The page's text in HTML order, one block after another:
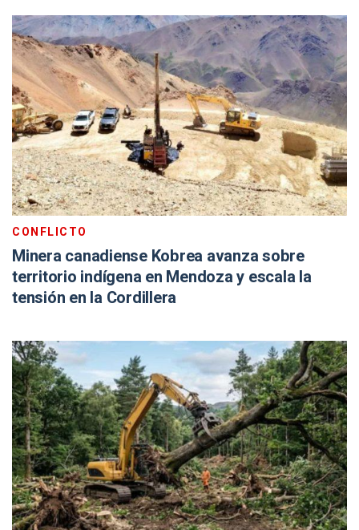
CONFLICTO
Minera canadiense Kobrea avanza sobre
territorio indígena en Mendoza y escala la
tensión en la Cordillera